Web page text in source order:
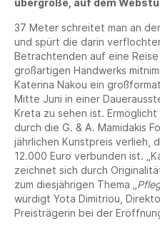
übergroße, auf dem
37 Meter schreitet man an
und spürt die darin
Betrachtenden auf eine
großartigen Handwerks
Katerina Nakou ein
Mitte Juni in einer
Kreta zu sehen ist.
durch die G. & A. Mamidakis
jährlichen Kunstpreis verlieh,
12.000 Euro verbunden ist.
zeichnet sich durch
zum diesjährigen Thema „
würdigt Yota Dimitriou,
Preisträgerin bei der